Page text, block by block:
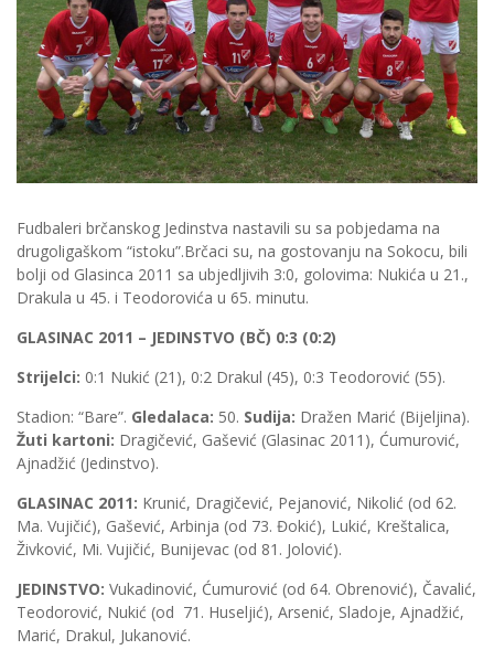
Fudbaleri brčanskog Jedinstva nastavili su sa pobjedama na
drugoligaškom “istoku”.Brčaci su, na gostovanju na Sokocu, bili
bolji od Glasinca 2011 sa ubjedljivih 3:0, golovima: Nukića u 21.,
Drakula u 45. i Teodorovića u 65. minutu.
GLASINAC 2011 – JEDINSTVO (BČ) 0:3 (0:2)
Strijelci: 0:1 Nukić (21), 0:2 Drakul (45), 0:3 Teodorović (55).
Stadion: “Bare”. Gledalaca: 50. Sudija: Dražen Marić (Bijeljina).
Žuti kartoni: Dragičević, Gašević (Glasinac 2011), Ćumurović,
Ajnadžić (Jedinstvo).
GLASINAC 2011: Krunić, Dragičević, Pejanović, Nikolić (od 62.
Ma. Vujičić), Gašević, Arbinja (od 73. Đokić), Lukić, Kreštalica,
Živković, Mi. Vujičić, Bunijevac (od 81. Jolović).
JEDINSTVO: Vukadinović, Ćumurović (od 64. Obrenović), Čavalić,
Teodorović, Nukić (od 71. Huseljić), Arsenić, Sladoje, Ajnadžić,
Marić, Drakul, Jukanović.